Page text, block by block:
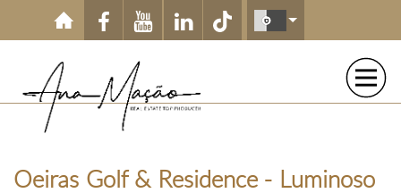
Passar para o conteúdo principal
Oeiras Golf & Residence - Luminoso